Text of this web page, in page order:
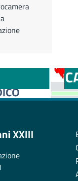
DI
XXIII